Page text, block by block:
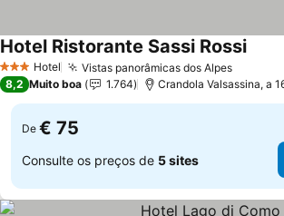
3 EstrelasHotel Vistas panorâmicas dos Alpes
Hotel Ristorante Sassi Rossi
8,2 Muito boa 1.764 Crandola Valsassina, a
De € 75
Consulte os preços de 5 sites